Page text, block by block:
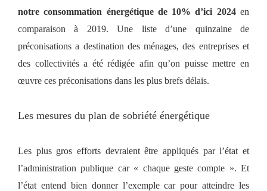
notre consommation énergétique de 10% d’ici 2024en
comparaison à 2019. Une liste d’une quinzaine de
préconisations a destination des ménages, des entreprises et
des collectivités a été rédigée afin qu’on puisse mettre en
œuvre ces préconisations dans les plus brefs délais.
Les mesures du plan de sobriété énergétique
Les plus gros efforts devraient être appliqués par l’état et
l’administration publique car « chaque geste compte ». Et
l’état entend bien donner l’exemple car pour atteindre les